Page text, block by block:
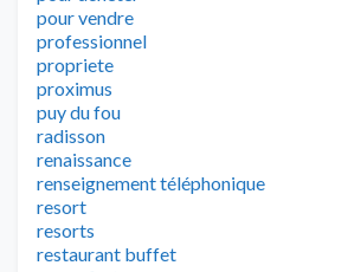
pour vendre
professionnel
propriete
proximus
puy du fou
radisson
renaissance
renseignement téléphonique
resort
resorts
restaurant buffet